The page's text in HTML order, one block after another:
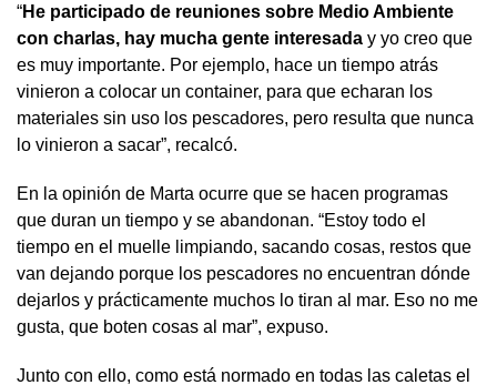
“He participado de reuniones sobre Medio Ambiente
con charlas, hay mucha gente interesada y yo creo que
es muy importante. Por ejemplo, hace un tiempo atrás
vinieron a colocar un container, para que echaran los
materiales sin uso los pescadores, pero resulta que nunca
lo vinieron a sacar”, recalcó.
En la opinión de Marta ocurre que se hacen programas
que duran un tiempo y se abandonan. “Estoy todo el
tiempo en el muelle limpiando, sacando cosas, restos que
van dejando porque los pescadores no encuentran dónde
dejarlos y prácticamente muchos lo tiran al mar. Eso no me
gusta, que boten cosas al mar”, expuso.
Junto con ello, como está normado en todas las caletas el